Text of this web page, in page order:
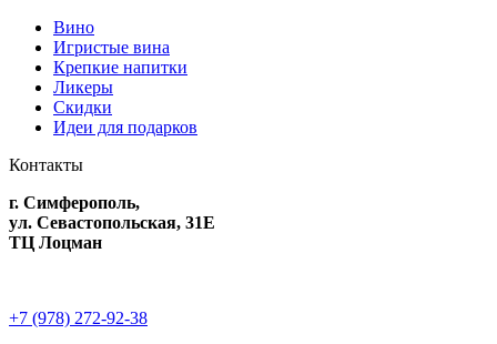
Вино
Игристые вина
Крепкие напитки
Ликеры
Скидки
Идеи для подарков
Контакты
г. Симферополь,
ул. Севастопольская, 31Е
ТЦ Лоцман
+7 (978) 272-92-38